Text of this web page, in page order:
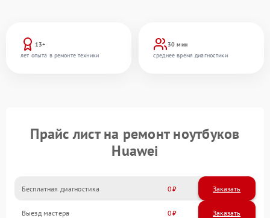
13+
лет опыта в ремонте техники
30 мин
среднее время диагностики
Прайс лист на ремонт ноутбуков
Huawei
Бесплатная диагностика 0 Заказать
Выезд мастера 0 Заказать